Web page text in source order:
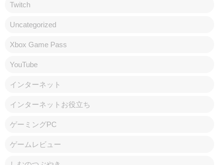
Twitch
Uncategorized
Xbox Game Pass
YouTube
インターネット
インターネットお役立ち
ゲーミングPC
ゲームレビュー